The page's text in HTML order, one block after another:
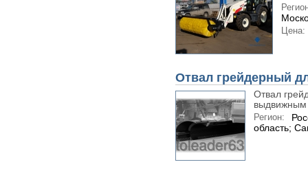
Цена:
Отвал грейдерный
Отвал
Регион:
область;